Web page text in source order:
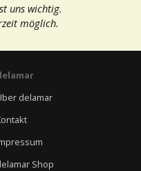
uns wichtig.
möglich.
delamar
Shop